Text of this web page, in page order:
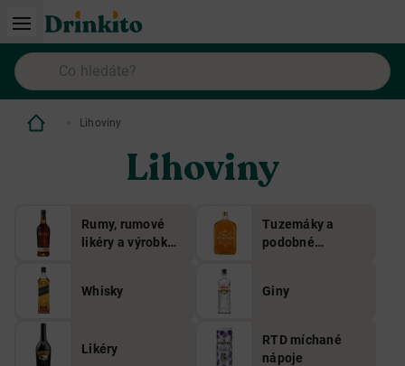
Lihoviny
Lihoviny
Rumy, rumové
likéry a výrobky
Tuzemáky a
podobné
Whisky Giny
Likéry
RTD míchané
nápoje